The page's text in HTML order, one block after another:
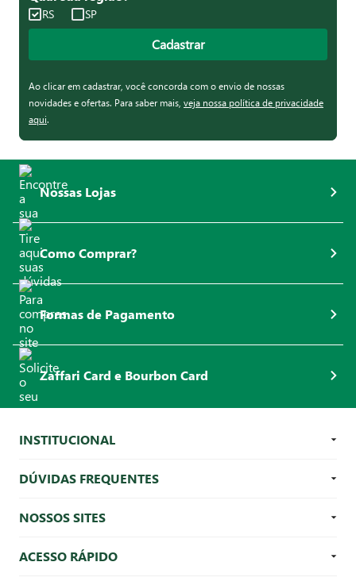
RS SP
Cadastrar
Ao clicar em cadastrar, você concorda com o envio de nossas
novidades e ofertas. Para saber mais, veja nossa política de privacidade
aqui.
Nossas Lojas
Como Comprar?
Formas de Pagamento
Zaffari Card e Bourbon Card
INSTITUCIONAL
DÚVIDAS FREQUENTES
NOSSOS SITES
ACESSO RÁPIDO